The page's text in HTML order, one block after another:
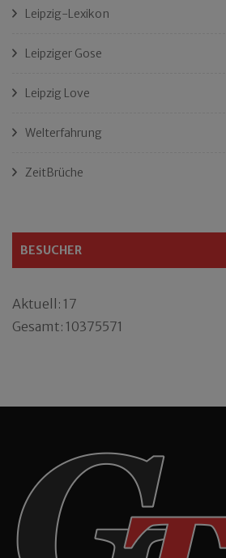
Leipzig-Lexikon
Leipziger Gose
Leipzig Love
Welterfahrung
ZeitBrüche
BESUCHER
Aktuell: 17
Gesamt: 10375571